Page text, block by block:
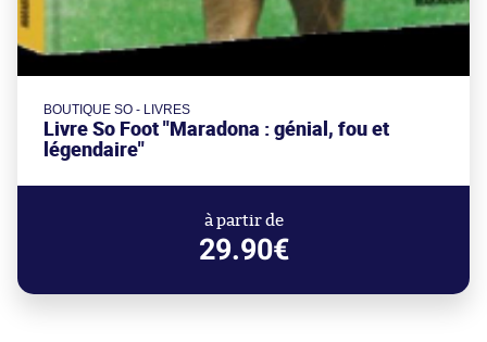
BOUTIQUE SO - LIVRES
Livre So Foot "Maradona : génial, fou et
légendaire"
à partir de
29.90€